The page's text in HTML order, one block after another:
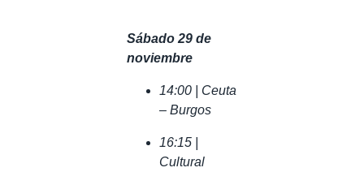
Sábado 29 de
noviembre
14:00 | Ceuta
– Burgos
16:15 |
Cultural